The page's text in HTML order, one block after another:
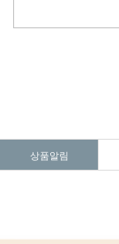
상품알림